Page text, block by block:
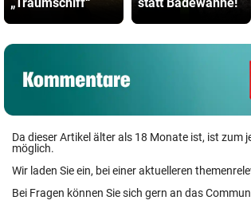
Da dieser Artikel älter als 18 Monate ist, ist
möglich.
Wir laden Sie ein, bei einer aktuelleren
Bei Fragen können Sie sich gern an das